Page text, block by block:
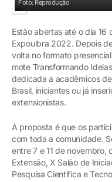
Foto: Reprodução
Estão abertas até o dia 16
Expoulbra 2022. Depois
volta no formato
mote Transformando
dedicada a acadêmicos
Brasil, iniciantes ou já
extensionistas.
A proposta é que os
com toda a comunidade.
entre 7 e 11 de novembro,
Extensão, X Salão de
Pesquisa Científica e